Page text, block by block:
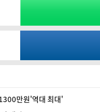
만원'역대 최대'